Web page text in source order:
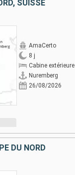
SUISSE
AmaCerto
8 j
Cabine extérieure
Nuremberg
26/08/2026
DU NORD